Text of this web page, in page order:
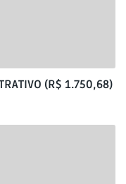
(R$ 1.750,68)